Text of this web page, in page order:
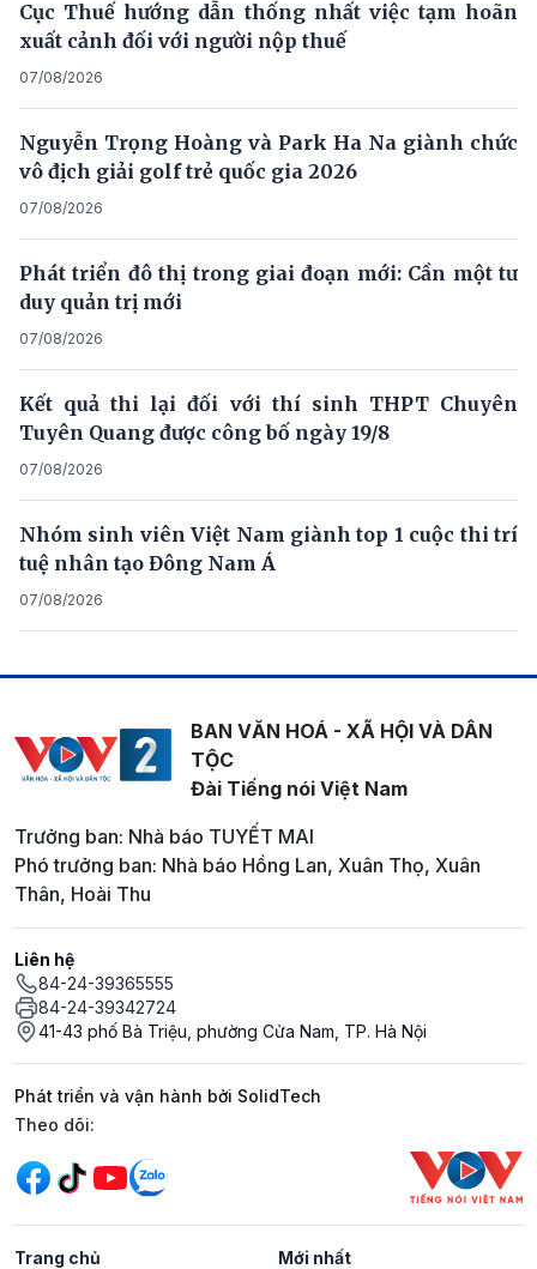
Cục Thuế hướng dẫn thống nhất việc tạm hoãn
xuất cảnh đối với người nộp thuế
07/08/2026
Nguyễn Trọng Hoàng và Park Ha Na giành chức
vô địch giải golf trẻ quốc gia 2026
07/08/2026
Phát triển đô thị trong giai đoạn mới: Cần một tư
duy quản trị mới
07/08/2026
Kết quả thi lại đối với thí sinh THPT Chuyên
Tuyên Quang được công bố ngày 19/8
07/08/2026
Nhóm sinh viên Việt Nam giành top 1 cuộc thi trí
tuệ nhân tạo Đông Nam Á
07/08/2026
BAN VĂN HOÁ - XÃ HỘI VÀ DÂN
TỘC
Đài Tiếng nói Việt Nam
Trưởng ban: Nhà báo TUYẾT MAI
Phó trưởng ban: Nhà báo Hồng Lan, Xuân Thọ, Xuân
Thân, Hoài Thu
Liên hệ
84-24-39365555
84-24-39342724
41-43 phố Bà Triệu, phường Cửa Nam, TP. Hà Nội
Phát triển và vận hành bởi SolidTech
Mạng xã hội
Theo dõi:
Trang chủ Mới nhất